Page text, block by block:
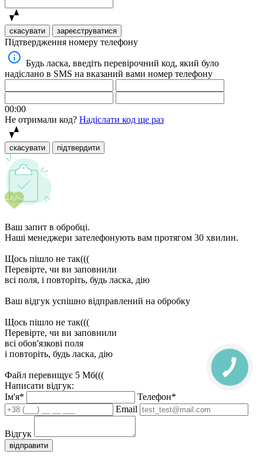
скасувати зареєструватися
Підтвердження номеру телефону
Будь ласка, введіть перевірочний код, який було
надіслано в SMS на вказаний вами номер телефону
00:00
Не отримали код? Надіслати код ще раз
скасувати підтвердити
Ваш запит в обробці.
Наші менеджери зателефонують вам протягом 30 хвилин.
Щось пішло не так(((
Перевірте, чи ви заповнили
всі поля, і повторіть, будь ласка, дію
Ваш відгук успішно відправлений на обробку
Щось пішло не так(((
Перевірте, чи ви заповнили
всі обов'язкові поля
і повторіть, будь ласка, дію
Файл перевищує 5 Мб(((
Написати відгук:
Ім'я*
Телефон*
Email
Відгук
відправити